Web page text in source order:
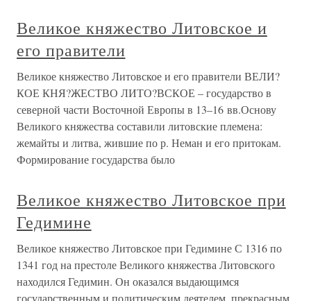
Великое княжество Литовское и
его правители
Великое княжество Литовское и его правители ВЕЛИ?
КОЕ КНЯ?ЖЕСТВО ЛИТО?ВСКОЕ – государство в
северной части Восточной Европы в 13–16 вв.Основу
Великого княжества составили литовские племена:
жемайты и литва, жившие по р. Неман и его притокам.
Формирование государства было
Великое княжество Литовское при
Гедимине
Великое княжество Литовское при Гедимине С 1316 по
1341 год на престоле Великого княжества Литовского
находился Гедимин. Он оказался выдающимся
государственным и политическим деятелем, прекрасным